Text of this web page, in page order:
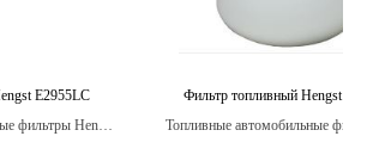
E2955LC
фильтры Hengst
Фильтр топливный Hengst
Топливные автомобильные